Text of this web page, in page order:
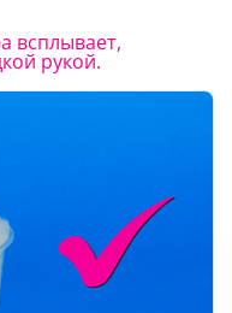
всплывает,
рукой.